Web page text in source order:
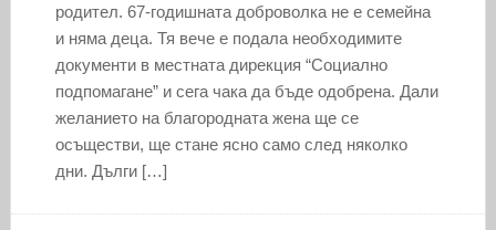
родител. 67-годишната доброволка не е семейна
и няма деца. Тя вече е подала необходимите
документи в местната дирекция “Социално
подпомагане” и сега чака да бъде одобрена. Дали
желанието на благородната жена ще се
осъществи, ще стане ясно само след няколко
дни. Дълги […]